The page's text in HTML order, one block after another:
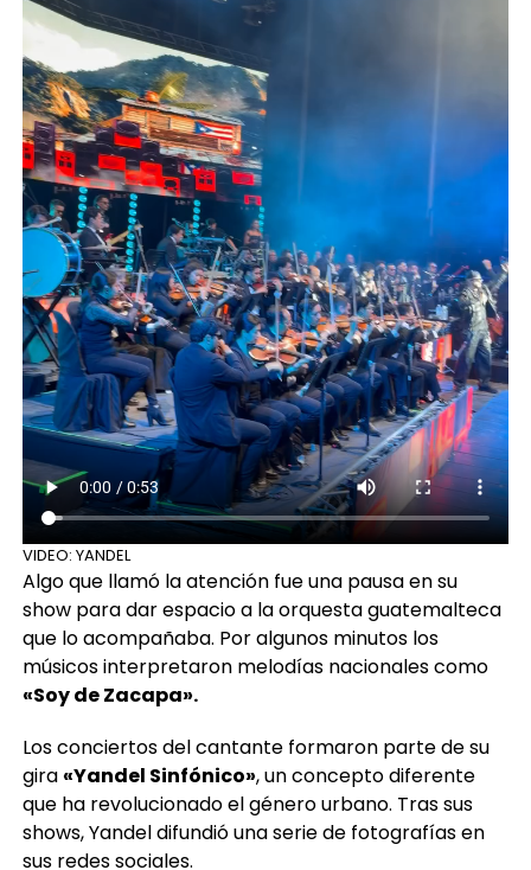
VIDEO: YANDEL
Algo que llamó la atención fue una pausa en su
show para dar espacio a la orquesta guatemalteca
que lo acompañaba. Por algunos minutos los
músicos interpretaron melodías nacionales como
«Soy de Zacapa».
Los conciertos del cantante formaron parte de su
gira «Yandel Sinfónico», un concepto diferente
que ha revolucionado el género urbano. Tras sus
shows, Yandel difundió una serie de fotografías en
sus redes sociales.